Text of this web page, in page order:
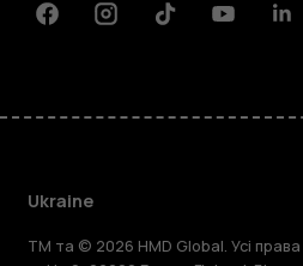
FacebookInstagramTiktokYoutube
Ukraine
TM та © 2026 HMD Global. Усі